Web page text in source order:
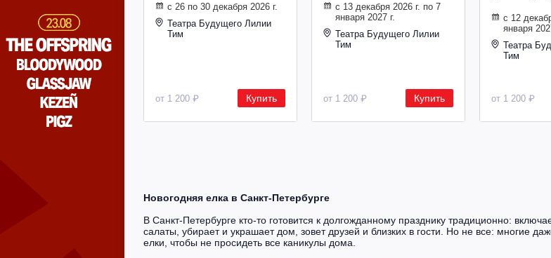
с 26 по 30 декабря 2026 г.
Театра Будущего Лилии
Тим
от 1 200 ₽ Купить
с 13 декабря 2026 г. по 7
января 2027 г.
Театра Будущего Лилии
Тим
от 1 200 ₽ Купить
с 12
января
Театра
Тим
от 1 200 ₽
Новогодняя елка в Санкт-Петербурге
В Санкт-Петербурге кто-то готовится к долгожданному празднику традиционно:
салаты, убирает и украшает дом, зовет друзей и близких в гости. Но не все: многие
елки, чтобы не просидеть все каникулы дома.